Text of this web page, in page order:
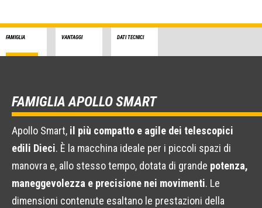
FAMIGLIA VANTAGGI DATI TECNICI
FAMIGLIA APOLLO SMART
Apollo Smart, il più compatto e agile dei telescopici
edili Dieci. È la macchina ideale per i piccoli spazi di
manovra e, allo stesso tempo, dotata di grande potenza,
maneggevolezza e precisione nei movimenti. Le
dimensioni contenute esaltano le prestazioni della